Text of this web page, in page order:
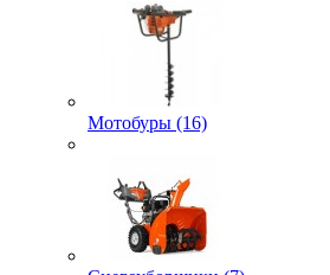
Мотобуры (16)